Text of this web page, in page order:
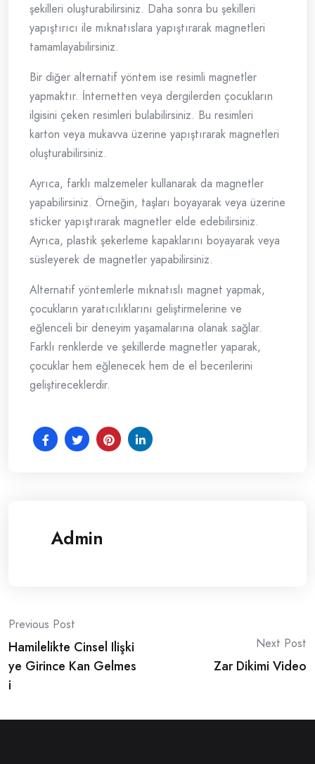
şekilleri oluşturabilirsiniz. Daha sonra bu şekilleri
yapıştırıcı ile mıknatıslara yapıştırarak magnetleri
tamamlayabilirsiniz.
Bir diğer alternatif yöntem ise resimli magnetler
yapmaktır. İnternetten veya dergilerden çocukların
ilgisini çeken resimleri bulabilirsiniz. Bu resimleri
karton veya mukavva üzerine yapıştırarak magnetleri
oluşturabilirsiniz.
Ayrıca, farklı malzemeler kullanarak da magnetler
yapabilirsiniz. Örneğin, taşları boyayarak veya üzerine
sticker yapıştırarak magnetler elde edebilirsiniz.
Ayrıca, plastik şekerleme kapaklarını boyayarak veya
süsleyerek de magnetler yapabilirsiniz.
Alternatif yöntemlerle mıknatıslı magnet yapmak,
çocukların yaratıcılıklarını geliştirmelerine ve
eğlenceli bir deneyim yaşamalarına olanak sağlar.
Farklı renklerde ve şekillerde magnetler yaparak,
çocuklar hem eğlenecek hem de el becerilerini
geliştireceklerdir.
Admin
Post
navigation
Previous Post
Hamilelikte Cinsel Ilişki
ye Girince Kan Gelmes
i
Next Post
Zar Dikimi Video